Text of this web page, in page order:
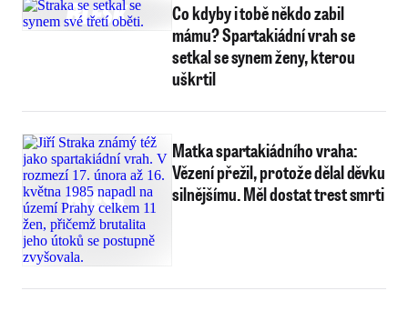
Co kdyby i tobě někdo zabil
mámu? Spartakiádní vrah se
setkal se synem ženy, kterou
uškrtil
Matka spartakiádního vraha:
Vězení přežil, protože dělal děvku
silnějšímu. Měl dostat trest smrti